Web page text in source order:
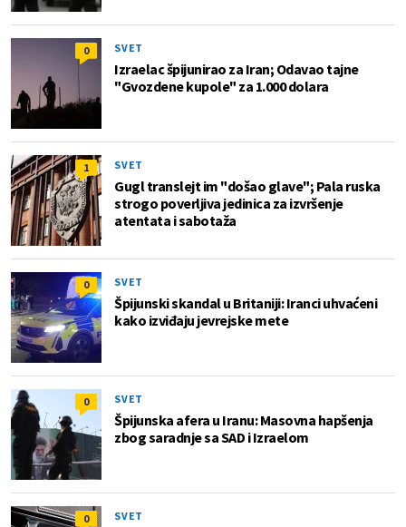
0 SVET
Izraelac špijunirao za Iran; Odavao tajne
"Gvozdene kupole" za 1.000 dolara
1 SVET
Gugl translejt im "došao glave"; Pala ruska
strogo poverljiva jedinica za izvršenje
atentata i sabotaža
0 SVET
Špijunski skandal u Britaniji: Iranci uhvaćeni
kako izviđaju jevrejske mete
0 SVET
Špijunska afera u Iranu: Masovna hapšenja
zbog saradnje sa SAD i Izraelom
0 SVET